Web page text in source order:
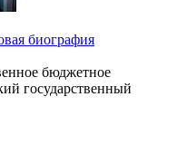
биография
бюджетное
государственный